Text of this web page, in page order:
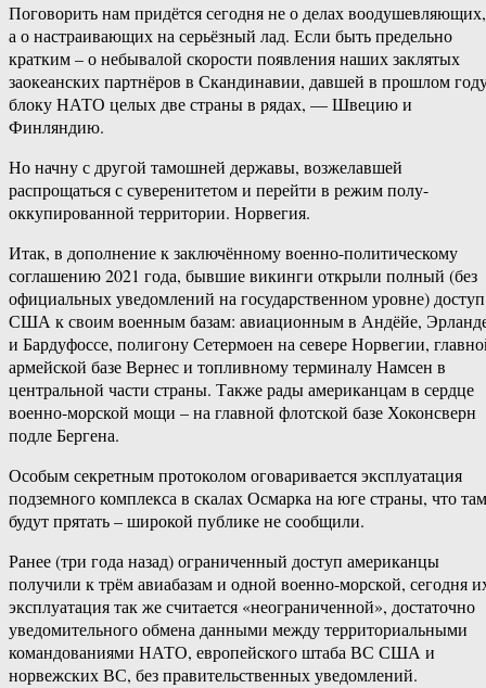
Поговорить нам придётся сегодня не о делах воодушевляющих,
а о настраивающих на серьёзный лад. Если быть предельно
кратким – о небывалой скорости появления наших заклятых
заокеанских партнёров в Скандинавии, давшей в прошлом
блоку НАТО целых две страны в рядах, — Швецию и
Финляндию.
Но начну с другой тамошней державы, возжелавшей
распрощаться с суверенитетом и перейти в режим полу-
оккупированной территории. Норвегия.
Итак, в дополнение к заключённому военно-политическому
соглашению 2021 года, бывшие викинги открыли полный (без
официальных уведомлений на государственном уровне) доступ
США к своим военным базам: авиационным в Андёйе,
и Бардуфоссе, полигону Сетермоен на севере Норвегии,
армейской базе Вернес и топливному терминалу Намсен в
центральной части страны. Также рады американцам в сердце
военно-морской мощи – на главной флотской базе Хоконсверн
подле Бергена.
Особым секретным протоколом оговаривается эксплуатация
подземного комплекса в скалах Осмарка на юге страны, что там
будут прятать – широкой публике не сообщили.
Ранее (три года назад) ограниченный доступ американцы
получили к трём авиабазам и одной военно-морской, сегодня
эксплуатация так же считается «неограниченной», достаточно
уведомительного обмена данными между территориальными
командованиями НАТО, европейского штаба ВС США и
норвежских ВС, без правительственных уведомлений.